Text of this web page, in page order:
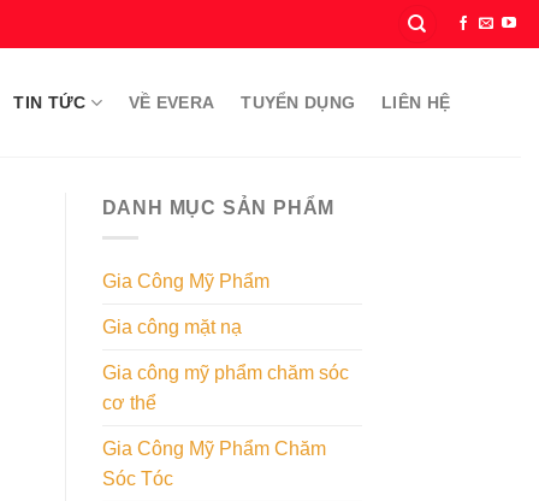
TIN TỨC VỀ EVERA TUYỂN DỤNG LIÊN HỆ
DANH MỤC SẢN PHẨM
Gia Công Mỹ Phẩm
Gia công mặt nạ
Gia công mỹ phẩm chăm sóc
cơ thể
Gia Công Mỹ Phẩm Chăm
Sóc Tóc